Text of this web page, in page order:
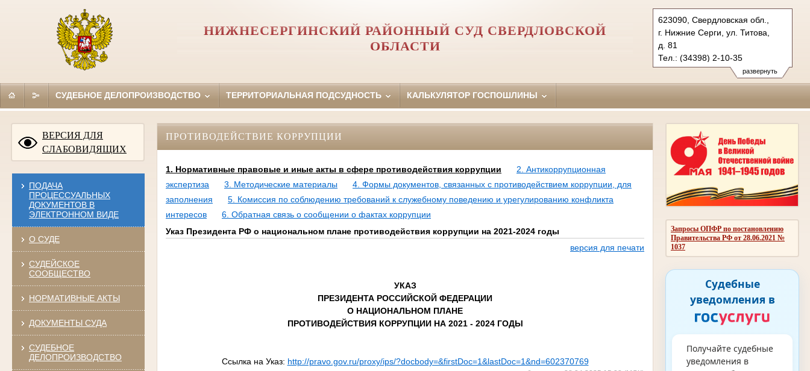
развернуть
623090, Свердловская обл.,
г. Нижние Серги, ул. Титова,
д. 81
Тел.: (34398) 2-10-35
nizhneserginsky.svd@sudrf.ru
НИЖНЕСЕРГИНСКИЙ РАЙОННЫЙ СУД СВЕРДЛОВСКОЙ
ОБЛАСТИ
СУДЕБНОЕ ДЕЛОПРОИЗВОДСТВО ТЕРРИТОРИАЛЬНАЯ ПОДСУДНОСТЬ КАЛЬКУЛЯТОР ГОСПОШЛИНЫ
ВЕРСИЯ ДЛЯ
СЛАБОВИДЯЩИХ
ПОДАЧА
ПРОЦЕССУАЛЬНЫХ
ДОКУМЕНТОВ В
ЭЛЕКТРОННОМ ВИДЕ
О СУДЕ
СУДЕЙСКОЕ
СООБЩЕСТВО
НОРМАТИВНЫЕ АКТЫ
ДОКУМЕНТЫ СУДА
СУДЕБНОЕ
ДЕЛОПРОИЗВОДСТВО
Запросы ОПФР по постановлению
Правительства РФ от 28.06.2021 №
1037
Судебные
уведомления в
Получайте судебные
уведомления в
ПРОТИВОДЕЙСТВИЕ КОРРУПЦИИ
1. Нормативные правовые и иные акты в сфере противодействия коррупции
2. Антикоррупционная
экспертиза
3. Методические материалы
4. Формы документов, связанных с противодействием коррупции, для
заполнения
5. Комиссия по соблюдению требований к служебному поведению и урегулированию конфликта
интересов
6. Обратная связь о сообщении о фактах коррупции
Указ Президента РФ о национальном плане противодействия коррупции на 2021-2024 годы
версия для печати
УКАЗ
ПРЕЗИДЕНТА РОССИЙСКОЙ ФЕДЕРАЦИИ
О НАЦИОНАЛЬНОМ ПЛАНЕ
ПРОТИВОДЕЙСТВИЯ КОРРУПЦИИ НА 2021 - 2024 ГОДЫ
Ссылка на Указ: http://pravo.gov.ru/proxy/ips/?docbody=&firstDoc=1&lastDoc=1&nd=602370769